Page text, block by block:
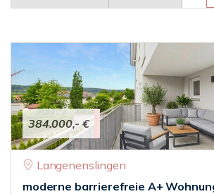
384.000,- €
Langenenslingen
moderne barrierefreie A+